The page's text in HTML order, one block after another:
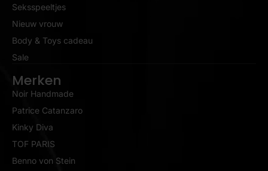
Seksspeeltjes
Nieuw vrouw
Body & Toys cadeau
Sale
Merken
Noir Handmade
Patrice Catanzaro
Kinky Diva
TOF PARIS
Benno von Stein